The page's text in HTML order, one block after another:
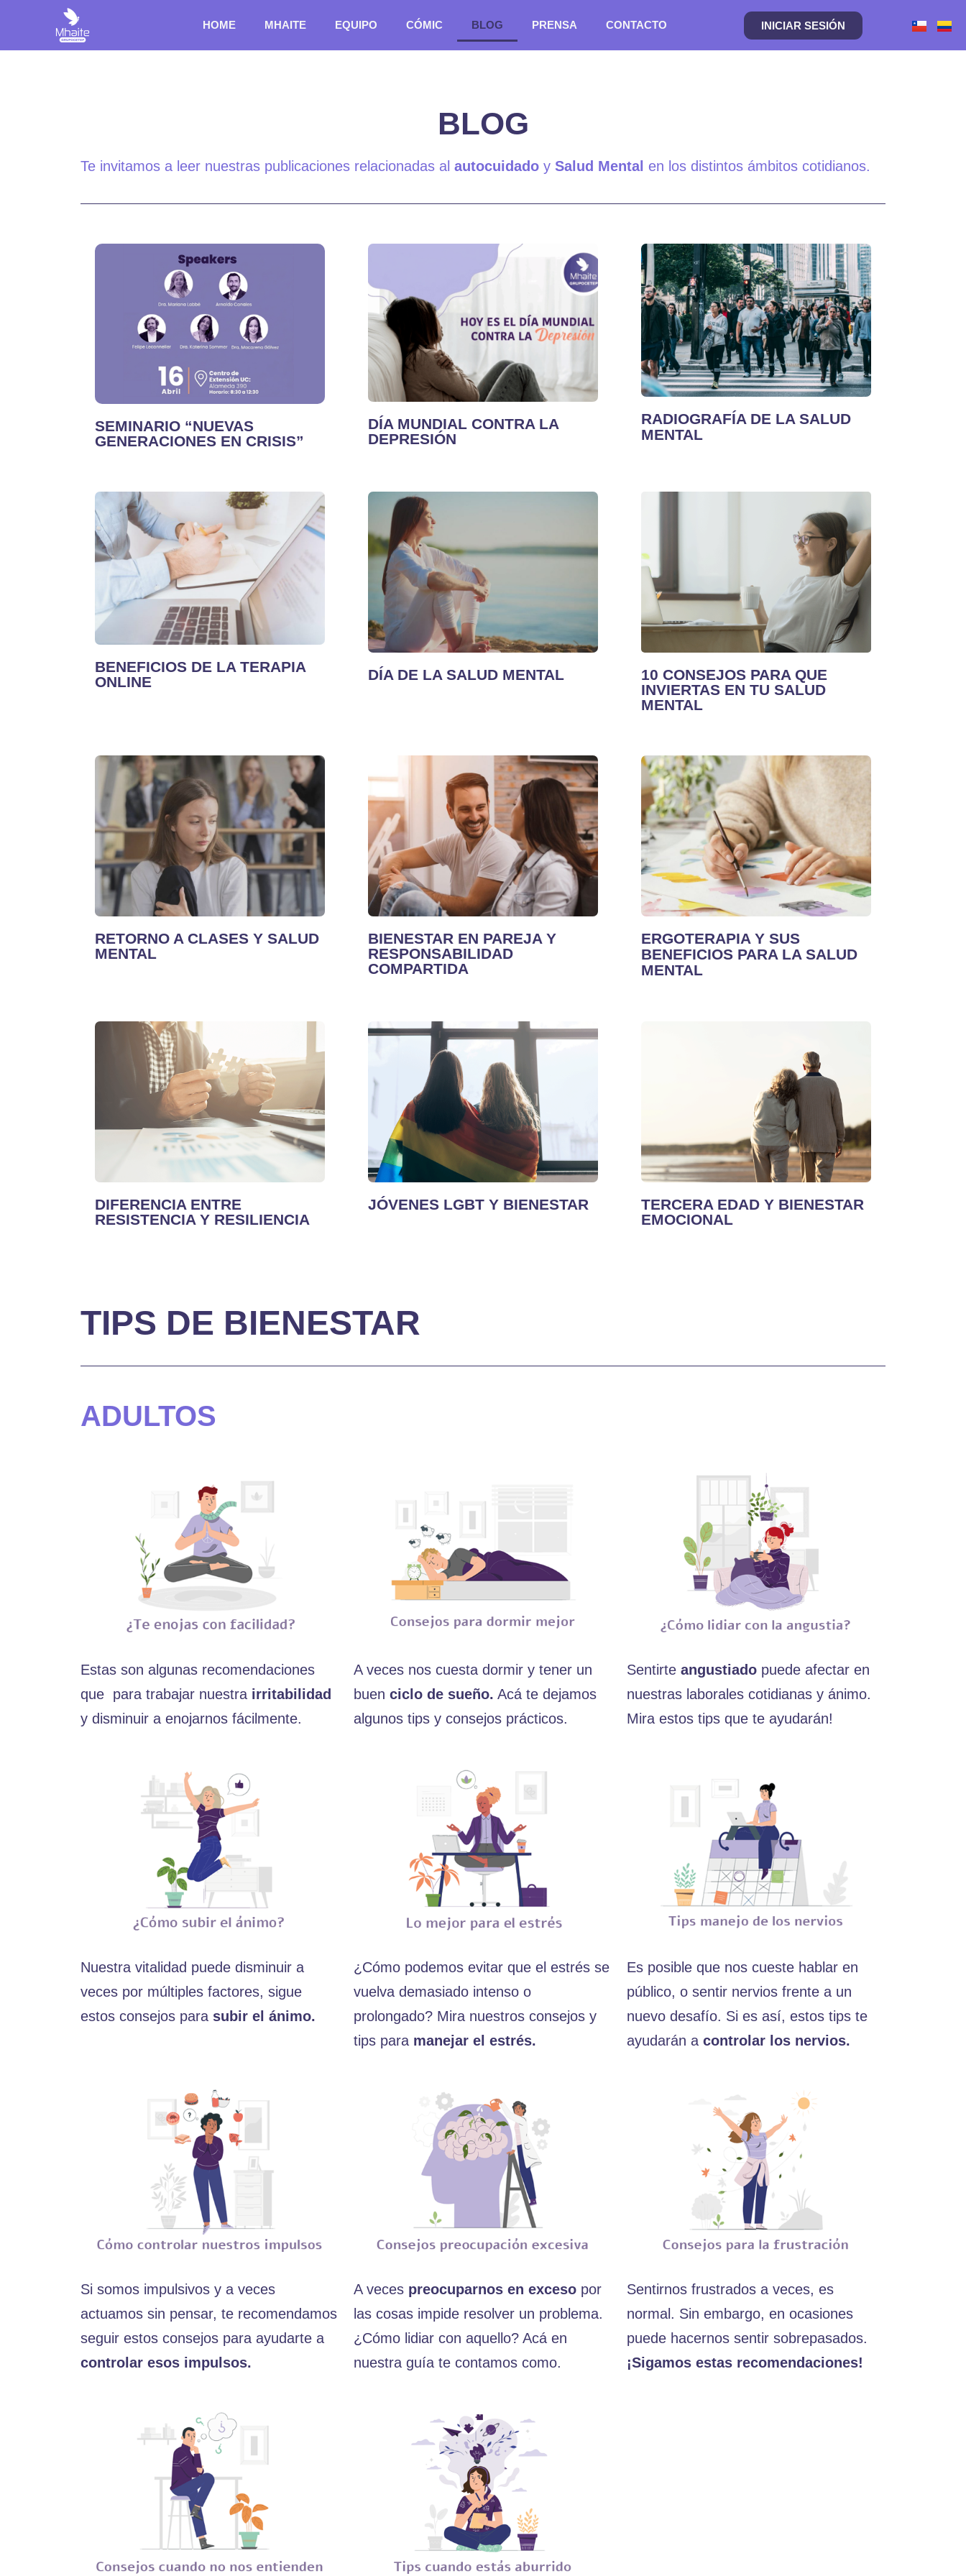
HOME MHAITE EQUIPO CÓMIC BLOG PRENSA CONTACTO INICIAR SESIÓN
BLOG
Te invitamos a leer nuestras publicaciones relacionadas al autocuidado y Salud Mental en los distintos ámbitos cotidianos.
SEMINARIO “NUEVAS
GENERACIONES EN CRISIS”
DÍA MUNDIAL CONTRA LA
DEPRESIÓN​
RADIOGRAFÍA DE LA SALUD
MENTAL
BENEFICIOS DE LA TERAPIA
ONLINE
DÍA DE LA SALUD MENTAL
10 CONSEJOS PARA QUE
INVIERTAS EN TU SALUD
MENTAL
RETORNO A CLASES Y SALUD
MENTAL
BIENESTAR EN PAREJA Y
RESPONSABILIDAD
COMPARTIDA
ERGOTERAPIA Y SUS
BENEFICIOS PARA LA SALUD
MENTAL
DIFERENCIA ENTRE
RESISTENCIA Y RESILIENCIA
JÓVENES LGBT Y BIENESTAR
TERCERA EDAD Y BIENESTAR
EMOCIONAL
TIPS DE BIENESTAR
ADULTOS
Estas son algunas recomendaciones
que para trabajar nuestra irritabilidad
y disminuir a enojarnos fácilmente.
A veces nos cuesta dormir y tener un
buen ciclo de sueño. Acá te dejamos
algunos tips y consejos prácticos.
Sentirte angustiadopuede afectar en
nuestras laborales cotidianas y ánimo.
Mira estos tips que te ayudarán!
Nuestra vitalidad puede disminuir a
veces por múltiples factores, sigue
estos consejos para subir el ánimo.
¿Cómo podemos evitar que el estrés se
vuelva demasiado intenso o
prolongado? Mira nuestros consejos y
tips para manejar el estrés.
Es posible que nos cueste hablar en
público, o sentir nervios frente a un
nuevo desafío. Si es así, estos tips te
ayudarán a controlar los nervios.
Si somos impulsivos y a veces
actuamos sin pensar, te recomendamos
seguir estos consejos para ayudarte a
controlar esos impulsos.
A veces preocuparnos en excesopor
las cosas impide resolver un problema.
¿Cómo lidiar con aquello? Acá en
nuestra guía te contamos como.
Sentirnos frustrados a veces, es
normal. Sin embargo, en ocasiones
puede hacernos sentir sobrepasados.
¡Sigamos estas recomendaciones!